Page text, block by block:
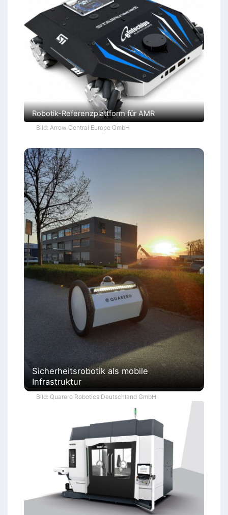
Robotik-Referenzplattform für AMR
Bild: Arrow Central Europe GmbH
Sicherheitsrobotik als mobile
Infrastruktur
Bild: Quarero Robotics Deutschland GmbH